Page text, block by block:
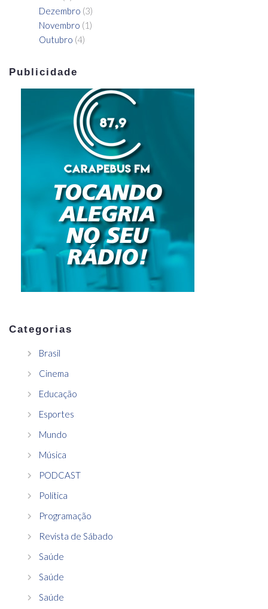
Dezembro (3)
Novembro (1)
Outubro (4)
Publicidade
Categorias
Brasil
Cinema
Educação
Esportes
Mundo
Música
PODCAST
Política
Programação
Revista de Sábado
Saúde
Saúde
Saúde